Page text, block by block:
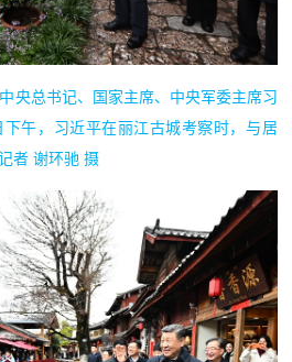
央总书记、国家主席、中央军委主席习
午，习近平在丽江古城考察时，与居
者 谢环驰 摄